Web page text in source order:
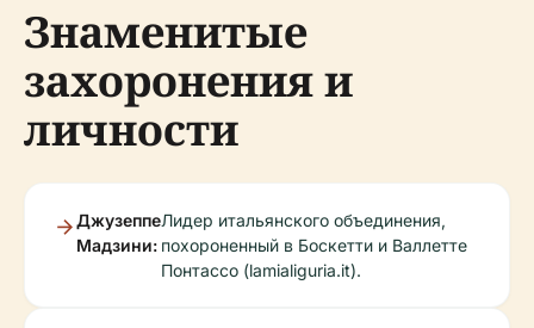
Знаменитые
захоронения и
личности
Джузеппе
Мадзини:
Лидер итальянского объединения,
похороненный в Боскетти и Валлетте
Понтассо (lamialiguria.it).